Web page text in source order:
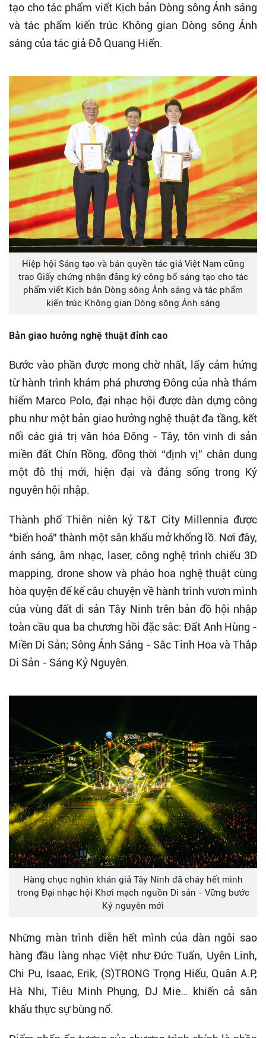
tạo cho tác phẩm viết Kịch bản Dòng sông Ánh sáng
và tác phẩm kiến trúc Không gian Dòng sông Ánh
sáng của tác giả Đỗ Quang Hiển.
Hiệp hội Sáng tạo và bản quyền tác giả Việt Nam cũng
trao Giấy chứng nhận đăng ký công bố sáng tạo cho tác
phẩm viết Kịch bản Dòng sông Ánh sáng và tác phẩm
kiến trúc Không gian Dòng sông Ánh sáng
Bản giao hưởng nghệ thuật đỉnh cao
Bước vào phần được mong chờ nhất, lấy cảm hứng
từ hành trình khám phá phương Đông của nhà thám
hiểm Marco Polo, đại nhạc hội được dàn dựng công
phu như một bản giao hưởng nghệ thuật đa tầng, kết
nối các giá trị văn hóa Đông - Tây, tôn vinh di sản
miền đất Chín Rồng, đồng thời “định vị” chân dung
một đô thị mới, hiện đại và đáng sống trong Kỷ
nguyên hội nhập.
Thành phố Thiên niên kỷ T&T City Millennia được
“biến hoá” thành một sân khấu mở khổng lồ. Nơi đây,
ánh sáng, âm nhạc, laser, công nghệ trình chiếu 3D
mapping, drone show và pháo hoa nghệ thuật cùng
hòa quyện để kể câu chuyện về hành trình vươn mình
của vùng đất di sản Tây Ninh trên bản đồ hội nhập
toàn cầu qua ba chương hồi đặc sắc: Đất Anh Hùng -
Miền Di Sản; Sông Ánh Sáng - Sắc Tinh Hoa và Thắp
Di Sản - Sáng Kỷ Nguyên.
Hàng chục nghìn khán giả Tây Ninh đã cháy hết mình
trong Đại nhạc hội Khơi mạch nguồn Di sản - Vững bước
Kỷ nguyên mới
Những màn trình diễn hết mình của dàn ngôi sao
hàng đầu làng nhạc Việt như Đức Tuấn, Uyên Linh,
Chi Pu, Isaac, Erik, (S)TRONG Trọng Hiếu, Quân A.P,
Hà Nhi, Tiêu Minh Phụng, DJ Mie… khiến cả sân
khấu thực sự bùng nổ.